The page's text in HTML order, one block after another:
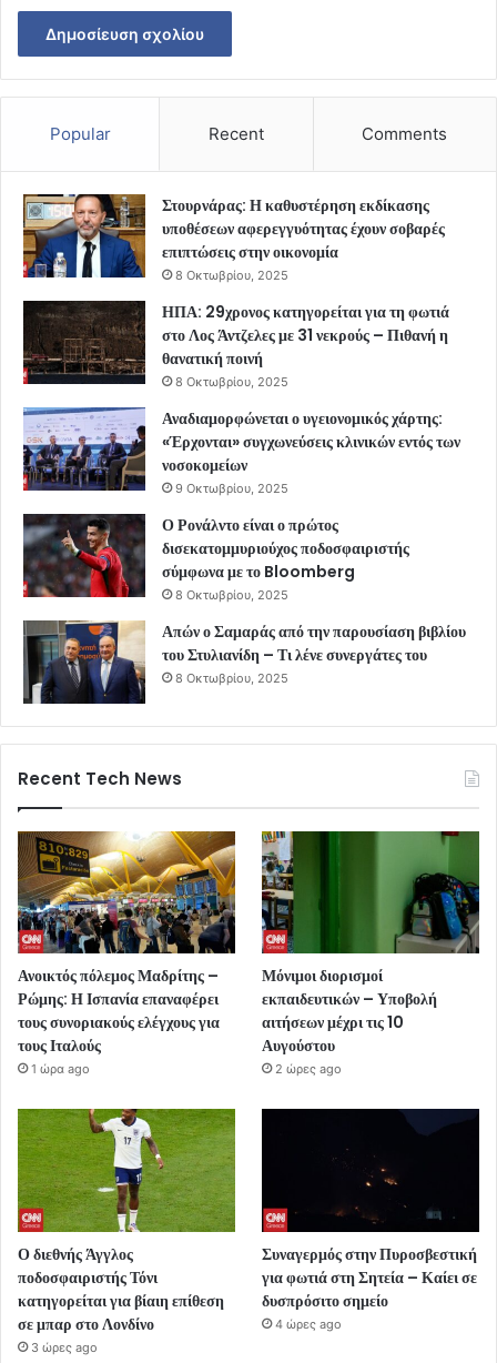
Popular Recent Comments
Στουρνάρας: Η καθυστέρηση εκδίκασης
υποθέσεων αφερεγγυότητας έχουν σοβαρές
επιπτώσεις στην οικονομία
8 Οκτωβρίου, 2025
ΗΠΑ: 29χρονος κατηγορείται για τη φωτιά
στο Λος Άντζελες με 31 νεκρούς – Πιθανή η
θανατική ποινή
8 Οκτωβρίου, 2025
Αναδιαμορφώνεται ο υγειονομικός χάρτης:
«Έρχονται» συγχωνεύσεις κλινικών εντός των
νοσοκομείων
9 Οκτωβρίου, 2025
Ο Ρονάλντο είναι ο πρώτος
δισεκατομμυριούχος ποδοσφαιριστής
σύμφωνα με το Bloomberg
8 Οκτωβρίου, 2025
Απών ο Σαμαράς από την παρουσίαση βιβλίου
του Στυλιανίδη – Τι λένε συνεργάτες του
8 Οκτωβρίου, 2025
Recent Tech News
Ανοικτός πόλεμος Μαδρίτης –
Ρώμης: Η Ισπανία επαναφέρει
τους συνοριακούς ελέγχους για
τους Ιταλούς
1 ώρα ago
Μόνιμοι διορισμοί
εκπαιδευτικών – Υποβολή
αιτήσεων μέχρι τις 10
Αυγούστου
2 ώρες ago
Ο διεθνής Άγγλος
ποδοσφαιριστής Τόνι
κατηγορείται για βίαιη επίθεση
σε μπαρ στο Λονδίνο
3 ώρες ago
Συναγερμός στην Πυροσβεστική
για φωτιά στη Σητεία – Καίει σε
δυσπρόσιτο σημείο
4 ώρες ago